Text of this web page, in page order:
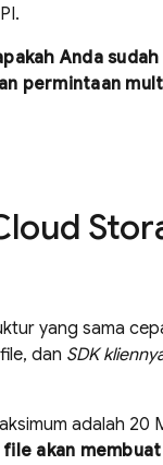
.
Anda
permintaan
yang sama
dan SDK
adalah
file akan